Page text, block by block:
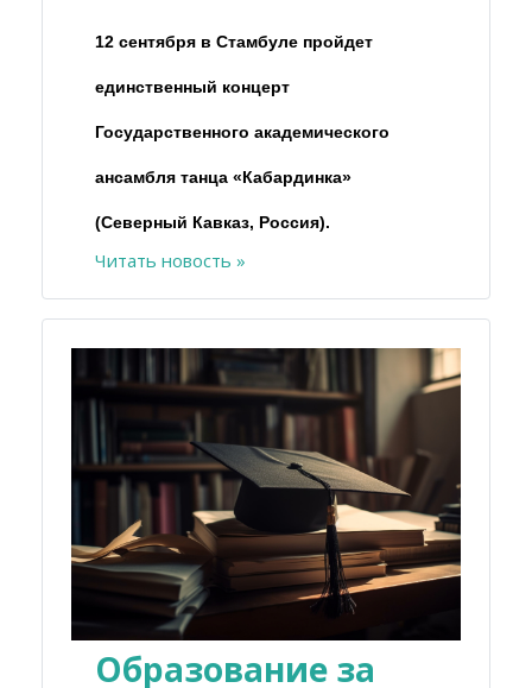
12 сентября в Стамбуле пройдет
единственный концерт
Государственного академического
ансамбля танца «Кабардинка»
(Северный Кавказ, Россия).
Читать новость »
Образование за